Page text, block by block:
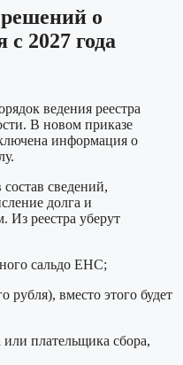
о
2027 года
ведения реестра
В новом приказе
информация о
сведений,
долга и
Из реестра уберут
сальдо ЕНС;
вместо этого будет
плательщика сбора,